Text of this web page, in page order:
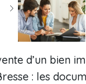
d’un bien
: les